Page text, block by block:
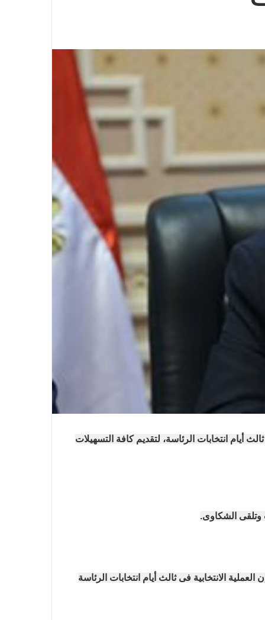
انتخابات الرئاسة، لتقديم كافة التسهيلات
وتلقى الشكاوى.
الانتخابية فى ثالث أيام انتخابات الرئاسة
في احتفالية عيد الصحافة النجفية
بمناسبة مرور ١١٢ عاما على صدور أول
صحيفة (العلم)
العراقيين